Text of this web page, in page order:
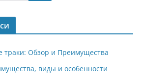
o
kl
a
ss
ni
р
в
и
т
траки: Обзор и Преимущества
виды и особенности